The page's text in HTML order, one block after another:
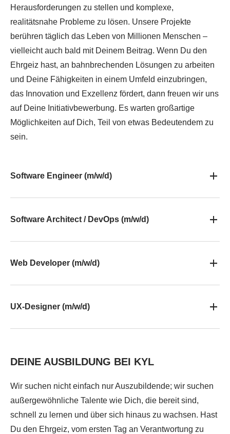
Herausforderungen zu stellen und komplexe,
realitätsnahe Probleme zu lösen. Unsere Projekte
berühren täglich das Leben von Millionen Menschen –
vielleicht auch bald mit Deinem Beitrag. Wenn Du den
Ehrgeiz hast, an bahnbrechenden Lösungen zu arbeiten
und Deine Fähigkeiten in einem Umfeld einzubringen,
das Innovation und Exzellenz fördert, dann freuen wir uns
auf Deine Initiativbewerbung. Es warten großartige
Möglichkeiten auf Dich, Teil von etwas Bedeutendem zu
sein.
Software Engineer (m/w/d)
Software Architect / DevOps (m/w/d)
Web Developer (m/w/d)
UX-Designer (m/w/d)
DEINE AUSBILDUNG BEI KYL
Wir suchen nicht einfach nur Auszubildende; wir suchen
außergewöhnliche Talente wie Dich, die bereit sind,
schnell zu lernen und über sich hinaus zu wachsen. Hast
Du den Ehrgeiz, vom ersten Tag an Verantwortung zu